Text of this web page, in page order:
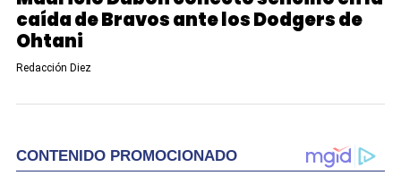
caída de Bravos ante los Dodgers de
Ohtani
Redacción Diez